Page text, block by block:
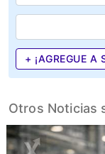
+ ¡AGREGUE A
Otros Noticias